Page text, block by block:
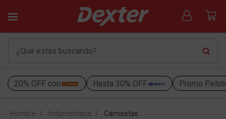
20% OFF con Hasta 30% OFF Promo
Hombre Indumentaria Camisetas